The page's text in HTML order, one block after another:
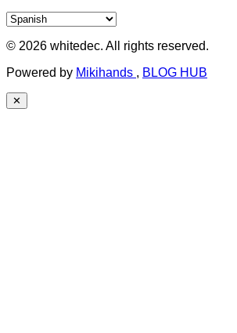
© 2026 whitedec. All rights reserved.
Powered by Mikihands , BLOG HUB
✕